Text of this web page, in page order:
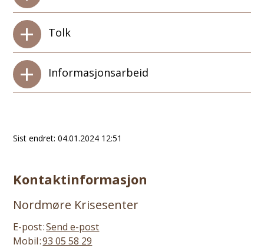
Tolk
Informasjonsarbeid
Sist endret 04.01.2024 12:51
Kontaktinformasjon
Nordmøre Krisesenter
E-postSend e-post
Mobil93 05 58 29